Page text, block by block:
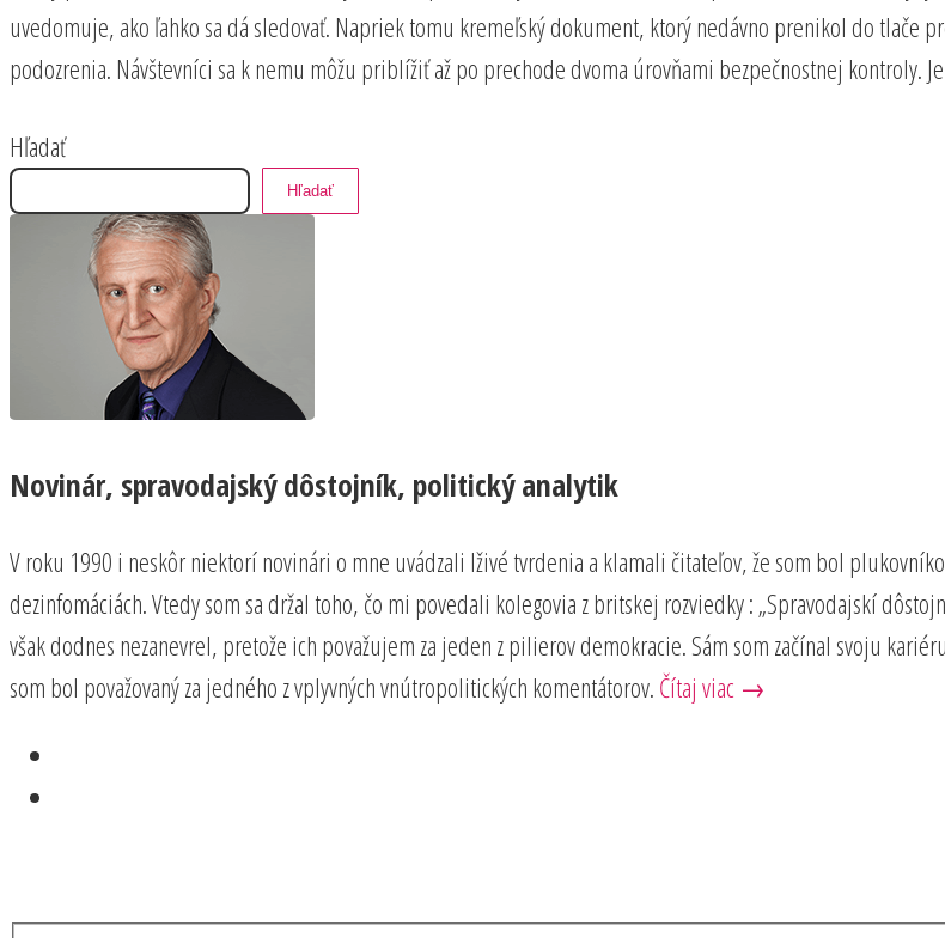
uvedomuje, ako ľahko sa dá sledovať. Napriek tomu kremeľský dokument, ktorý nedávno prenikol do
podozrenia. Návštevníci sa k nemu môžu priblížiť až po prechode dvoma úrovňami bezpečnostnej kontroly.
Hľadať
Hľadať
Novinár, spravodajský dôstojník, politický analytik
V roku 1990 i neskôr niektorí novinári o mne uvádzali lživé tvrdenia a klamali čitateľov, že som bol
dezinfomáciách. Vtedy som sa držal toho, čo mi povedali kolegovia z britskej rozviedky : „Spravodajskí
však dodnes nezanevrel, pretože ich považujem za jeden z pilierov demokracie. Sám som začínal svoju
som bol považovaný za jedného z vplyvných vnútropolitických komentátorov. Čítaj viac →